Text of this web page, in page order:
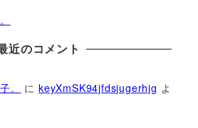
近のコメント
。 にkeyXmSK94jfdsjugerhjg よ